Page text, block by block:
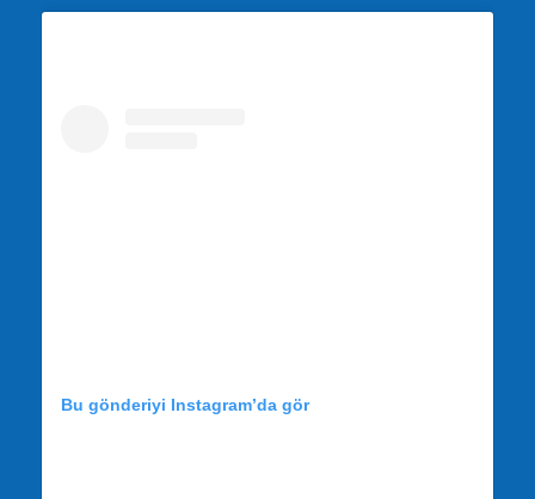
Bu gönderiyi Instagram’da gör